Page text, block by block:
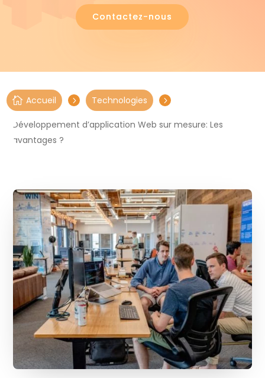
Contactez-nous
 Accueil 5 Technologies 5
Développement d’application Web sur mesure: Les
avantages ?